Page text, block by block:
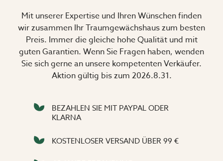
Mit unserer Expertise und Ihren Wünschen finden
wir zusammen Ihr Traumgewächshaus zum besten
Preis. Immer die gleiche hohe Qualität und mit
guten Garantien. Wenn Sie Fragen haben, wenden
Sie sich gerne an unsere kompetenten Verkäufer.
Aktion gültig bis zum 2026.8.31.
BEZAHLEN SIE MIT PAYPAL ODER
KLARNA
KOSTENLOSER VERSAND ÜBER 99 €